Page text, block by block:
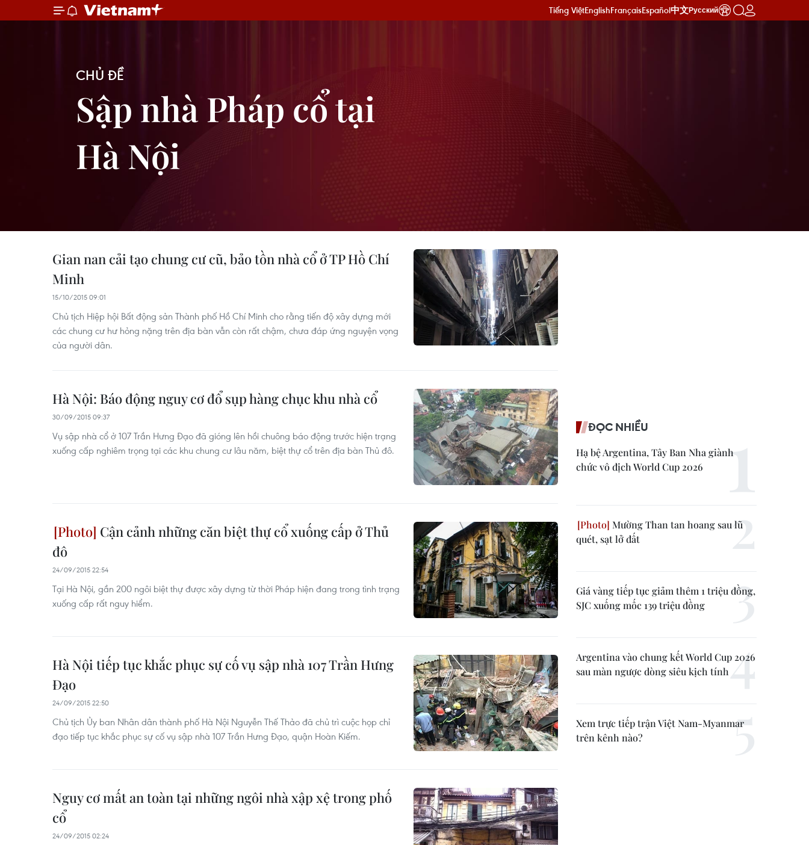
Tiếng ViệtEnglishFrançaisEspañol中文Русский
CHỦ ĐỀ
Sập nhà Pháp cổ tại
Hà Nội
Gian nan cải tạo chung cư cũ, bảo tồn nhà cổ ở TP Hồ Chí
Minh
15/10/2015 09:01
Chủ tịch Hiệp hội Bất động sản Thành phố Hồ Chí Minh cho rằng tiến độ xây dựng mới
các chung cư hư hỏng nặng trên địa bàn vẫn còn rất chậm, chưa đáp ứng nguyện vọng
của người dân.
Hà Nội: Báo động nguy cơ đổ sụp hàng chục khu nhà cổ
30/09/2015 09:37
Vụ sập nhà cổ ở 107 Trần Hưng Đạo đã gióng lên hồi chuông báo động trước hiện trạng
xuống cấp nghiêm trọng tại các khu chung cư lâu năm, biệt thự cổ trên địa bàn Thủ đô.
Cận cảnh những căn biệt thự cổ xuống cấp ở Thủ
đô
24/09/2015 22:54
Tại Hà Nội, gần 200 ngôi biệt thự được xây dựng từ thời Pháp hiện đang trong tình trạng
xuống cấp rất nguy hiểm.
Hà Nội tiếp tục khắc phục sự cố vụ sập nhà 107 Trần Hưng
Đạo
24/09/2015 22:50
Chủ tịch Ủy ban Nhân dân thành phố Hà Nội Nguyễn Thế Thảo đã chủ trì cuộc họp chỉ
đạo tiếp tục khắc phục sự cố vụ sập nhà 107 Trần Hưng Đạo, quận Hoàn Kiếm.
Nguy cơ mất an toàn tại những ngôi nhà xập xệ trong phố
cổ
24/09/2015 02:24
ĐỌC NHIỀU
Hạ bệ Argentina, Tây Ban Nha giành
chức vô địch World Cup 2026
Mường Than tan hoang sau lũ
quét, sạt lở đất
Giá vàng tiếp tục giảm thêm 1 triệu đồng,
SJC xuống mốc 139 triệu đồng
Argentina vào chung kết World Cup 2026
sau màn ngược dòng siêu kịch tính
Xem trực tiếp trận Việt Nam-Myanmar
trên kênh nào?